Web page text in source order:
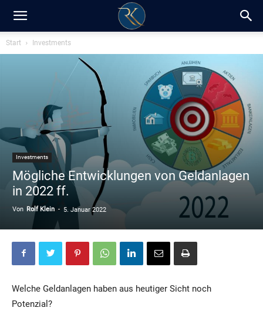
RK-
Blog
Start Investments
Investments
Mögliche Entwicklungen von Geldanlagen
in 2022 ff.
Von Rolf Klein - 5. Januar 2022
Welche Geldanlagen haben aus heutiger Sicht noch
Potenzial?